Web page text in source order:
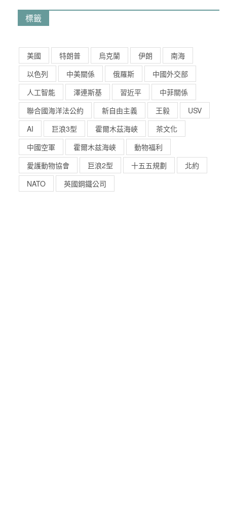
標籤
美國 特朗普 烏克蘭 伊朗
南海
以色列
中美關係 俄羅斯
中國外交部
人工智能
澤連斯基 習近平
中菲關係
聯合國海洋法公約
新自由主義 王毅
USV
AI
巨浪3型 霍爾木茲海峽
茶文化
中國空軍
霍爾木兹海峽
動物福利
愛護動物協會
巨浪2型 十五五規劃
北約
NATO
英國鋼鐵公司